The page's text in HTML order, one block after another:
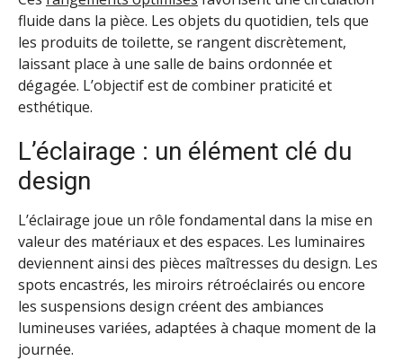
fluide dans la pièce. Les objets du quotidien, tels que
les produits de toilette, se rangent discrètement,
laissant place à une salle de bains ordonnée et
dégagée. L’objectif est de combiner praticité et
esthétique.
L’éclairage : un élément clé du
design
L’éclairage joue un rôle fondamental dans la mise en
valeur des matériaux et des espaces. Les luminaires
deviennent ainsi des pièces maîtresses du design. Les
spots encastrés, les miroirs rétroéclairés ou encore
les suspensions design créent des ambiances
lumineuses variées, adaptées à chaque moment de la
journée.